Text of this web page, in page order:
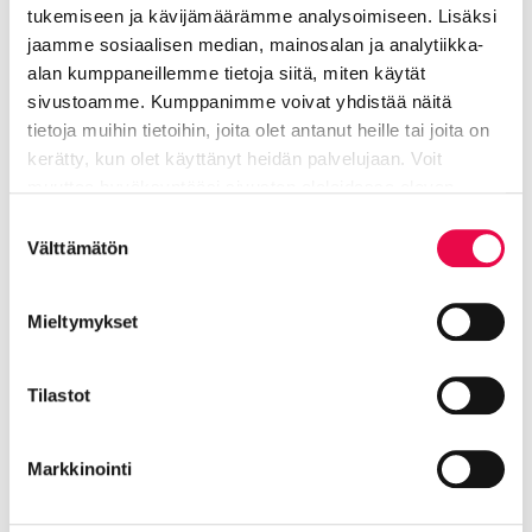
tukemiseen ja kävijämäärämme analysoimiseen. Lisäksi
jaamme sosiaalisen median, mainosalan ja analytiikka-
alan kumppaneillemme tietoja siitä, miten käytät
sivustoamme. Kumppanimme voivat yhdistää näitä
tietoja muihin tietoihin, joita olet antanut heille tai joita on
kerätty, kun olet käyttänyt heidän palvelujaan. Voit
valinta
Välttämätön
Mieltymykset
Tilastot
Markkinointi
Kajander Minna
Musiikkiopiston apulaisrehtori
Sivistyksen ja hyvinvoinnin toimiala